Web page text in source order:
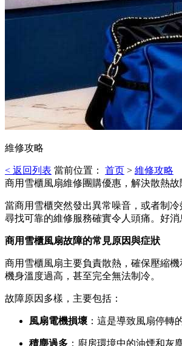
維修攻略
< 返回列表 當前位置： 首页 > 維修攻略
商用雪櫃風扇維修團購優惠，解決散熱
當商用雪櫃突然發出異常噪音，或者制
尋找可靠的維修服務確實令人頭痛。好消
商用雪櫃風扇故障的常見原因與症狀
商用雪櫃風扇主要負責散熱，確保壓縮
機身溫度過高，甚至完全無法制冷。
故障原因多樣，主要包括：
風扇電機損壞 ：這是導致風扇停轉
積塵過多 ：廚房環境中的油煙和灰